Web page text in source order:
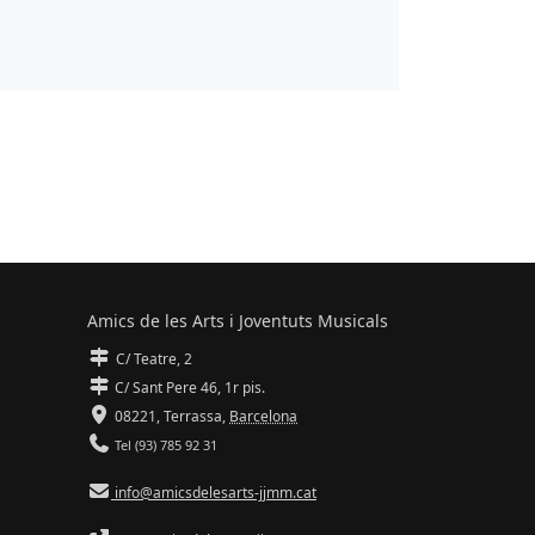
Amics de les Arts i Joventuts Musicals
C/ Teatre, 2
C/ Sant Pere 46, 1r pis.
08221,Terrassa, Barcelona
Tel (93) 785 92 31
info@amicsdelesarts-jjmm.cat